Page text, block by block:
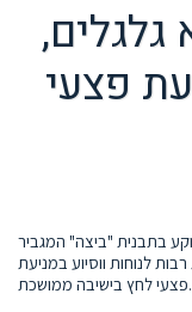
גלגלים,
פצעי
בתבנית "ביצה" המגביר
לנוחות ווסיוע במניעת
פצעי לחץ בישיבה ממושכת.